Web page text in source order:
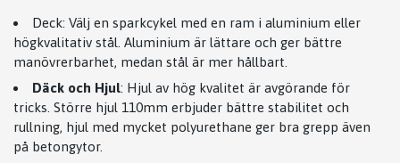
Deck: Välj en sparkcykel med en ram i aluminium eller
högkvalitativ stål. Aluminium är lättare och ger bättre
manövrerbarhet, medan stål är mer hållbart.
Däck och Hjul: Hjul av hög kvalitet är avgörande för
tricks. Större hjul 110mm erbjuder bättre stabilitet och
rullning, hjul med mycket polyurethane ger bra grepp även
på betongytor.